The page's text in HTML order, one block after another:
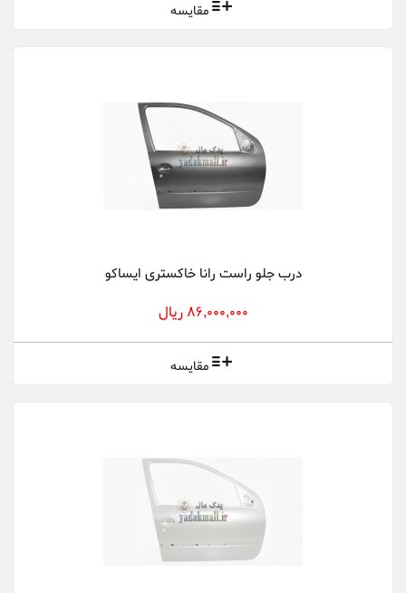
مقایسه
درب جلو راست رانا خاکستری ایساکو
86,000,000 ریال
مقایسه